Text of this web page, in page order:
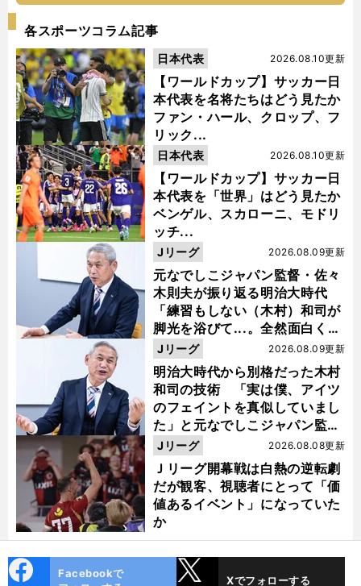
各スポーツコラム記事
【ワールドカップ】サッカー日
本代表を名将たちはどう見たか
ファン・ハール、クロップ、フ
リック...
2026.08.10更新
日本代表
【ワールドカップ】サッカー日
本代表を「世界」はどう見たか
ベンゲル、スカローニ、モドリ
ッチ...
2026.08.10更新
日本代表
元なでしこジャパン監督・佐々
木則夫が振り返る明治大時代
「練習もしない（木村）和司が
脚光を浴びて...。全然面白くな
い４年間でした」
2026.08.09更新
Jリーグ
明治大時代から別格だった木村
和司の技術 「実は僕、アイツ
のフェイントを真似していまし
た」と元なでしこジャパン監
督・佐々木則夫
2026.08.09更新
Jリーグ
Ｊリーグ開幕戦は白熱の逆転劇
だが観客、視聴者にとって「価
値あるイベント」になっていた
か
2026.08.08更新
Jリーグ
Facebookで
Xでフォローする